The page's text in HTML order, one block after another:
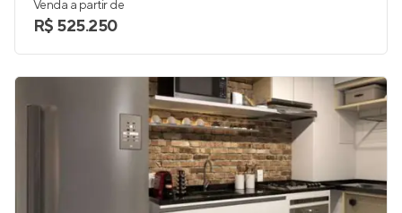
Venda a partir de
R$ 525.250